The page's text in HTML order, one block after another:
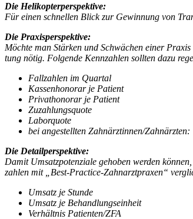
Die Heli­ko­pter­per­spek­tive:
Für einen schnellen Blick zur Gewinnung von
Die Praxis­per­spek­tive:
Möchte man Stärken und Schwächen einer
tung nötig. Folgende Kenn­zahlen sollten dazu
Fall­zahlen im Quartal
Kassen­ho­norar je Patient
Privat­ho­norar je Patient
Zuzah­lungs­quote
Labor­quote
bei ange­stellten Zahnärztinnen/​
Die Detail­per­spek­tive:
Damit Umsatz­po­ten­ziale gehoben werden
zahlen mit „Best-Practice-Zahn­arzt­praxen“
Umsatz je Stunde
Umsatz je Behand­lungs­ein­heit
Verhältnis Patienten/​ZFA